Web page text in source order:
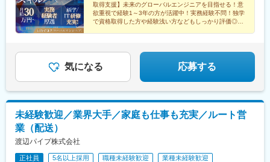
取得支援】未来のグローバルエンジニアを目指せる！意
欲重視で経験1～3年の方が活躍中！実務経験不問！独学
で資格取得した方や経験浅い方などもしっかり評価◎20
気になる 応募する
未経験歓迎／業界大手／家庭も仕事も充実／ルート営
業（配送）
渡辺パイプ株式会社
正社員 5名以上採用 職種未経験歓迎 業種未経験歓迎